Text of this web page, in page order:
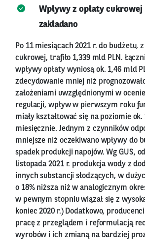
Wpływy z opłaty cukrowej
zakładano
Po 11 miesiącach 2021 r. do budżetu,
cukrowej, trafiło 1,339 mld PLN.
wpływy opłaty wyniosą ok. 1,46 mld
zdecydowanie mniej niż
założeniami uwzględnionymi w
regulacji, wpływ w pierwszym roku
miały kształtować się na poziomie ok.
miesięcznie. Jednym z czynników
mniejsze niż oczekiwano wpływy do
spadek produkcji napojów. Wg GUS,
listopada 2021 r. produkcja wody z
innych substancji słodzących, w
o 18% niższa niż w analogicznym
w pewnym stopniu wiązał się z
koniec 2020 r.) Dodatkowo,
pracę z przeglądem i reformulacją
wyrobów i ich zmianą na bardziej